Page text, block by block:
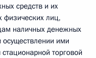
средств и их
физических лиц,
наличных денежных
осуществлении ими
торговой